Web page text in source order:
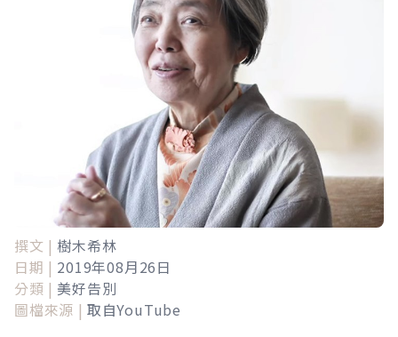
撰文 | 樹木希林
日期 | 2019年08月26日
分類 | 美好告別
圖檔來源 | 取自YouTube